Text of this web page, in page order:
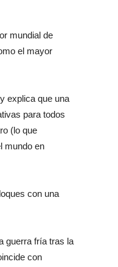
mundial de
el mayor
explica que una
para todos
(lo que
mundo en
con una
guerra fría tras la
con